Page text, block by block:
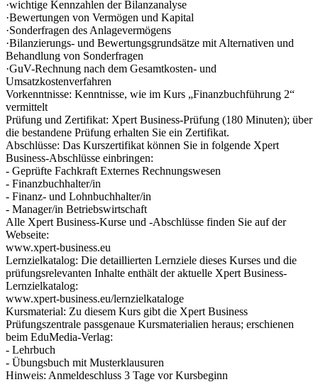
·wichtige Kennzahlen der Bilanzanalyse
·Bewertungen von Vermögen und Kapital
·Sonderfragen des Anlagevermögens
·Bilanzierungs- und Bewertungsgrundsätze mit Alternativen und
Behandlung von Sonderfragen
·GuV-Rechnung nach dem Gesamtkosten- und
Umsatzkostenverfahren
Vorkenntnisse: Kenntnisse, wie im Kurs „Finanzbuchführung 2“
vermittelt
Prüfung und Zertifikat: Xpert Business-Prüfung (180 Minuten); über
die bestandene Prüfung erhalten Sie ein Zertifikat.
Abschlüsse: Das Kurszertifikat können Sie in folgende Xpert
Business-Abschlüsse einbringen:
- Geprüfte Fachkraft Externes Rechnungswesen
- Finanzbuchhalter/in
- Finanz- und Lohnbuchhalter/in
- Manager/in Betriebswirtschaft
Alle Xpert Business-Kurse und -Abschlüsse finden Sie auf der
Webseite:
www.xpert-business.eu
Lernzielkatalog: Die detaillierten Lernziele dieses Kurses und die
prüfungsrelevanten Inhalte enthält der aktuelle Xpert Business-
Lernzielkatalog:
www.xpert-business.eu/lernzielkataloge
Kursmaterial: Zu diesem Kurs gibt die Xpert Business
Prüfungszentrale passgenaue Kursmaterialien heraus; erschienen
beim EduMedia-Verlag:
- Lehrbuch
- Übungsbuch mit Musterklausuren
Hinweis: Anmeldeschluss 3 Tage vor Kursbeginn